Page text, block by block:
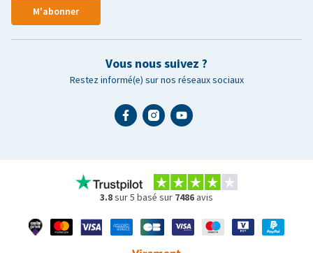
M'abonner
Vous nous suivez ?
Restez informé(e) sur nos réseaux sociaux
3.8sur 5 basé sur 7486 avis